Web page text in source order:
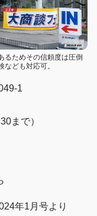
るためその信頼度は圧倒
ども対応可。
1
まで）
年1月号より